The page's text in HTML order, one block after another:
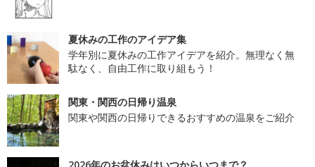
夏休みの工作のアイデア集
学年別に夏休みの工作アイデアを紹介。無理なく無
駄なく、自由工作に取り組もう！
関東・関西の日帰り温泉
関東や関西の日帰りできるおすすめの温泉をご紹介
2026年のお盆休みはいつからいつまで？